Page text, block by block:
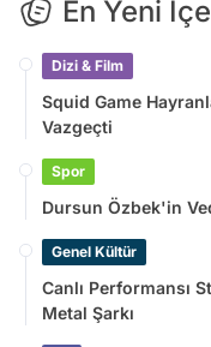
En Yeni
Dizi & Film
Squid Game
Vazgeçti
Spor
Dursun Özbek'in
Genel Kültür
Canlı Performansı
Metal Şarkı